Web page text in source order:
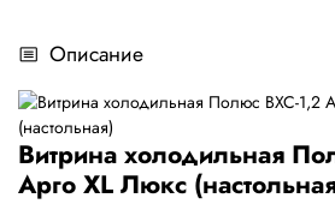
Описание
Витрина холодильная
Арго XL Люкс